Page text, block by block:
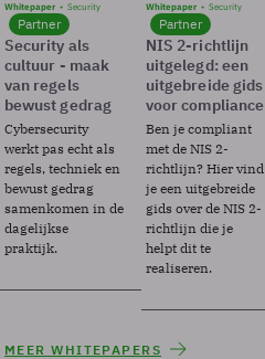
Whitepaper Security
Partner
Security als
cultuur - maak
van regels
bewust gedrag
Cybersecurity
werkt pas echt als
regels, techniek en
bewust gedrag
samenkomen in de
dagelijkse
praktijk.
Whitepaper Security
Partner
NIS 2-richtlijn
uitgelegd: een
uitgebreide gids
voor compliance
Ben je compliant
met de NIS 2-
richtlijn? Hier vind
je een uitgebreide
gids over de NIS 2-
richtlijn die je
helpt dit te
realiseren.
MEER WHITEPAPERS